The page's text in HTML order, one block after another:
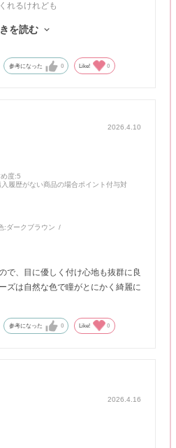
れるけれども
した。
中
もお気に入りです。
を読む
参考になった 0 Like! 0
2026.4.10
度:5
履歴がない商品の場合ポイント付与対
:ダークブラウン
で、目に優しく付け心地も抜群に良
ズは自然な色で瞳がとにかく綺麗に
参考になった 0 Like! 0
2026.4.16